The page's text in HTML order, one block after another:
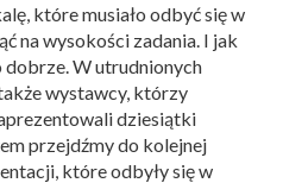
które musiało odbyć się w
na wysokości zadania. I jak
dobrze. W utrudnionych
wystawcy, którzy
dziesiątki
przejdźmy do kolejnej
które odbyły się w